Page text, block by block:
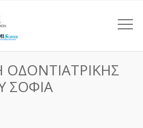
ΟΔΟΝΤΙΑΤΡΙΚΗΣ
ΣΟΦΙΑ